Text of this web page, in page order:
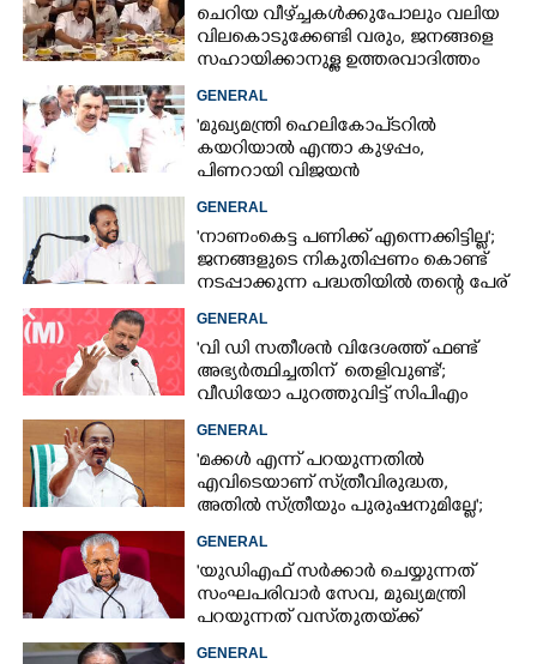
ചെറിയ വീഴ്‌ച്ചകൾക്കുപോലും വലിയ
വിലകൊടുക്കേണ്ടി വരും, ജനങ്ങളെ
സഹായിക്കാനുള്ള ഉത്തരവാദിത്തം
മുഖ്യമന്ത്രി നിറവേറ്റണമെന്ന് സിപിഎം
GENERAL
'മുഖ്യമന്ത്രി ഹെലികോപ്ടറിൽ
കയറിയാൽ എന്താ കുഴപ്പം,
പിണറായി വിജയൻ
ഉപയോഗിച്ചപ്പോൾ ഞങ്ങളാരും
പരാതിപറഞ്ഞിട്ടില്ല'
GENERAL
'നാണംകെട്ട പണിക്ക് എന്നെക്കിട്ടില്ല';
ജനങ്ങളുടെ നികുതിപ്പണം കൊണ്ട്
നടപ്പാക്കുന്ന പദ്ധതിയിൽ തന്റെ പേര്
വയ്‌ക്കരുതെന്ന് പൂഞ്ഞാർ എംഎൽഎ
GENERAL
'വി ഡി സതീശൻ വിദേശത്ത് ഫണ്ട്
അഭ്യർത്ഥിച്ചതിന് തെളിവുണ്ട്';
വീഡിയോ പുറത്തുവിട്ട് സിപിഎം
GENERAL
'മക്കൾ എന്ന് പറയുന്നതിൽ
എവിടെയാണ് സ്‌ത്രീവിരുദ്ധത,
അതിൽ സ്‌ത്രീയും പുരുഷനുമില്ലേ';
ആരോപണത്തിൽ പ്രതികരിച്ച്
മുഖ്യമന്ത്രി
GENERAL
'യുഡിഎഫ് സർക്കാ‌ർ ചെയ്യുന്നത്
സംഘപരിവാർ സേവ, മുഖ്യമന്ത്രി
പറയുന്നത് വസ്‌തുതയ്‌ക്ക്
നിരക്കാത്ത കാര്യങ്ങൾ'
GENERAL